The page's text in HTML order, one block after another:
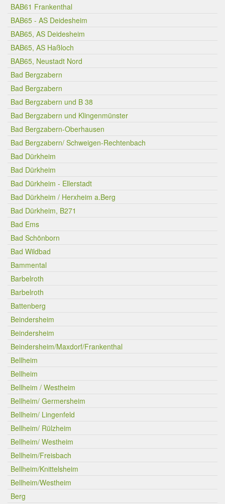
BAB61 Frankenthal
BAB65 - AS Deidesheim
BAB65, AS Deidesheim
BAB65, AS Haßloch
BAB65, Neustadt Nord
Bad Bergzabern
Bad Bergzabern
Bad Bergzabern und B 38
Bad Bergzabern und Klingenmünster
Bad Bergzabern-Oberhausen
Bad Bergzabern/ Schweigen-Rechtenbach
Bad Dürkheim
Bad Dürkheim
Bad Dürkheim - Ellerstadt
Bad Dürkheim / Herxheim a.Berg
Bad Dürkheim, B271
Bad Ems
Bad Schönborn
Bad Wildbad
Bammental
Barbelroth
Barbelroth
Battenberg
Beindersheim
Beindersheim
Beindersheim/Maxdorf/Frankenthal
Bellheim
Bellheim
Bellheim / Westheim
Bellheim/ Germersheim
Bellheim/ Lingenfeld
Bellheim/ Rülzheim
Bellheim/ Westheim
Bellheim/Freisbach
Bellheim/Knittelsheim
Bellheim/Westheim
Berg